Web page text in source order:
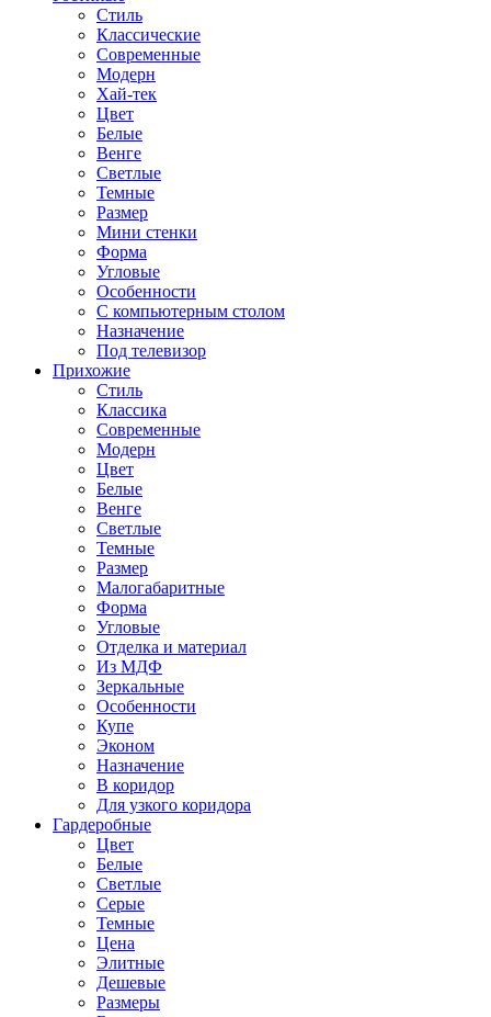
Стиль
Классические
Современные
Модерн
Хай-тек
Цвет
Белые
Венге
Светлые
Темные
Размер
Мини стенки
Форма
Угловые
Особенности
С компьютерным столом
Назначение
Под телевизор
Прихожие
Стиль
Классика
Современные
Модерн
Цвет
Белые
Венге
Светлые
Темные
Размер
Малогабаритные
Форма
Угловые
Отделка и материал
Из МДФ
Зеркальные
Особенности
Купе
Эконом
Назначение
В коридор
Для узкого коридора
Гардеробные
Цвет
Белые
Светлые
Серые
Темные
Цена
Элитные
Дешевые
Размеры